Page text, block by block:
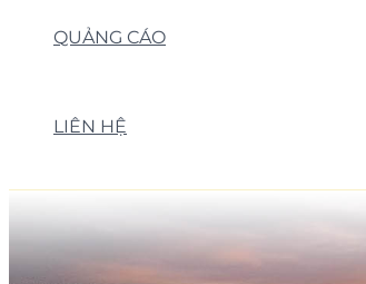
QUẢNG CÁO
LIÊN HỆ